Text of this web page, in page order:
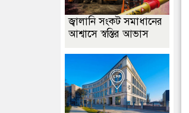
জ্বালানি সংকট সমাধানের
আশ্বাসে স্বস্তির আভাস